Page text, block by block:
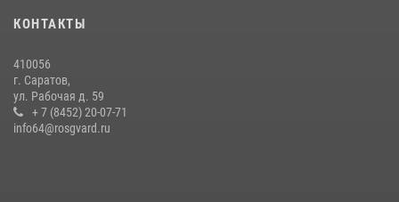
Росгвардии состоялся праздничный молебен, посвященный Дню
Крещения Руси
28 июля 2026, 13:25
КОНТАКТЫ
410056
г. Саратов,
ул. Рабочая д. 59
+ 7 (8452) 20-07-71
info64@rosgvard.ru